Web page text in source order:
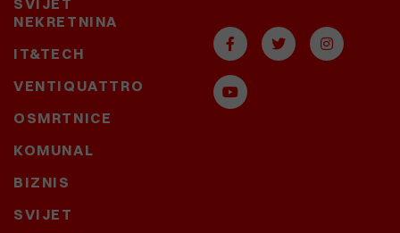
SVIJET
NEKRETNINA
IT&TECH
VENTIQUATTRO
OSMRTNICE
KOMUNAL
BIZNIS
SVIJET